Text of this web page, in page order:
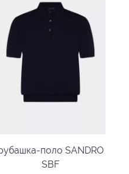
поло SANDRO
SBF